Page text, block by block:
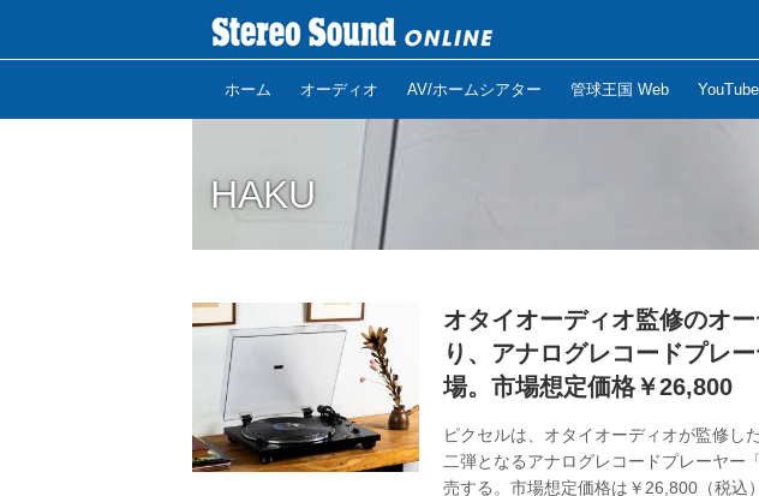
ホーム オーディオ AV/ホームシアター 管球王国 Web
HAKU
オタイオーディオ監修のオ
り、アナログレコードプレ
場。市場想定価格￥26,800
ピクセルは、オタイオーディオが監修し
二弾となるアナログレコードプレーヤー
売する。市場想定価格は￥26,800（税込